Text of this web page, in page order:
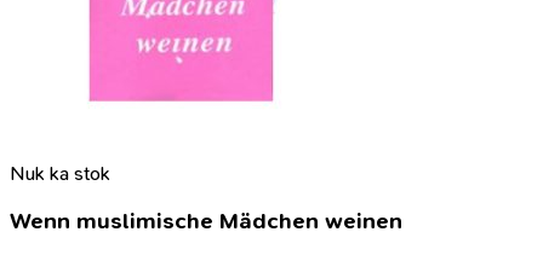
Nuk ka stok
Wenn muslimische Mädchen weinen